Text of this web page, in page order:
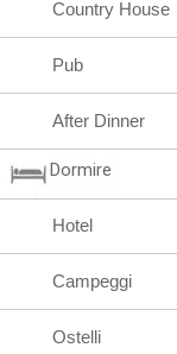
Country House
Pub
After Dinner
Dormire
Hotel
Campeggi
Ostelli